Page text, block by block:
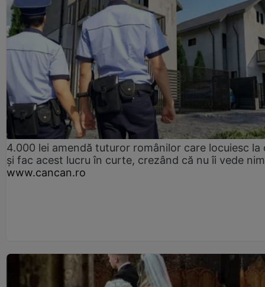
4.000 lei amendă tuturor românilor care locuiesc la
și fac acest lucru în curte, crezând că nu îi vede
www.cancan.ro